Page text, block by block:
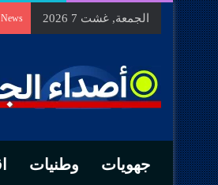
الجمعة, غشت 7 2026
جهويات وطنيات